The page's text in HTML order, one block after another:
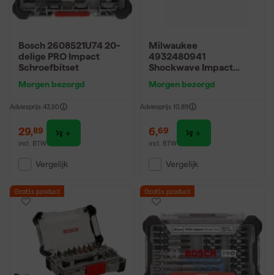
Bosch 2608521U74 20-
delige PRO Impact
Schroefbitset
Morgen bezorgd
Adviesprijs 43,50
29,89
incl. BTW
Vergelijk
Milwaukee
4932480941
Shockwave Impact
delig
Morgen bezorgd
Adviesprijs 10,89
6,69
incl. BTW
Vergelijk
Gratis product Gratis product